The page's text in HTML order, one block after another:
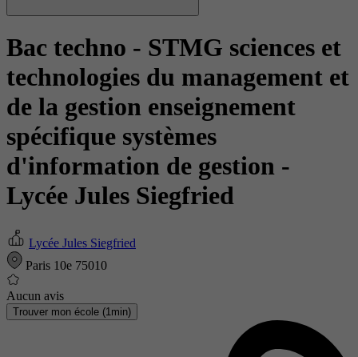
Bac techno - STMG sciences et
technologies du management et
de la gestion enseignement
spécifique systèmes
d'information de gestion -
Lycée Jules Siegfried
Lycée Jules Siegfried
Paris 10e 75010
Aucun avis
Trouver mon école (1min)